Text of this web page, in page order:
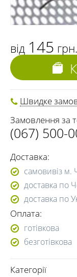
від 145 грн.
Швидке
Замовлення за
(067) 500-
(093) 500-
Доставка:
самовивіз м.
доставка по
доставка по
Оплата:
готівкова
безготівкова
Категорії